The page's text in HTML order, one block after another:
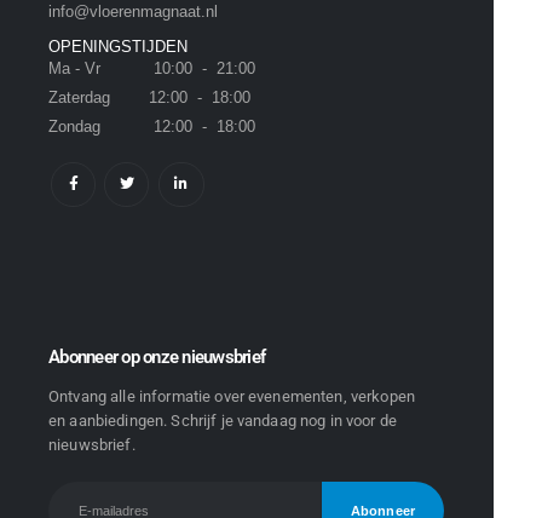
info@vloerenmagnaat.nl
OPENINGSTIJDEN
Ma - Vr 10:00 - 21:00
Zaterdag 12:00 - 18:00
Zondag 12:00 - 18:00
Abonneer op onze nieuwsbrief
Ontvang alle informatie over evenementen, verkopen
en aanbiedingen. Schrijf je vandaag nog in voor de
nieuwsbrief.